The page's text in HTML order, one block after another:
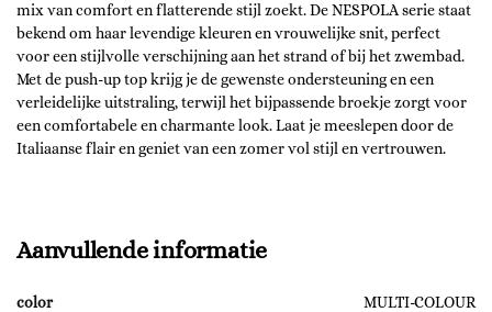
mix van comfort en flatterende stijl zoekt. De NESPOLA serie staat
bekend om haar levendige kleuren en vrouwelijke snit, perfect
voor een stijlvolle verschijning aan het strand of bij het zwembad.
Met de push-up top krijg je de gewenste ondersteuning en een
verleidelijke uitstraling, terwijl het bijpassende broekje zorgt voor
een comfortabele en charmante look. Laat je meeslepen door de
Italiaanse flair en geniet van een zomer vol stijl en vertrouwen.
Aanvullende informatie
color MULTI-COLOUR